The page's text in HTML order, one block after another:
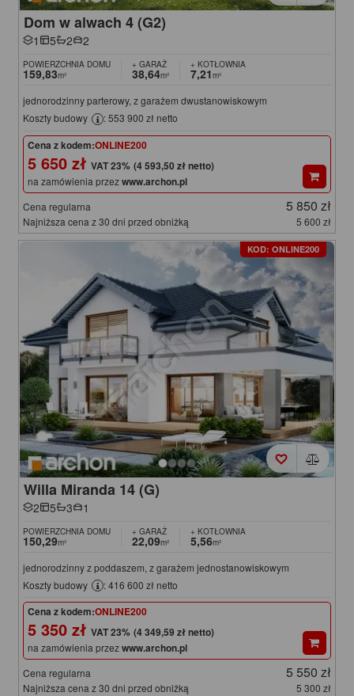
Dom w alwach 4 (G2)
1 5 2 2
POWIERZCHNIA DOMU
159,83m²
+ GARAŻ
38,64m²
+ KOTŁOWNIA
7,21m²
jednorodzinny parterowy, z garażem dwustanowiskowym
Koszty budowy
: 553 900 zł netto
Cena z kodem:ONLINE200
5 650 zł (4 593,50 zł netto)
na zamówienia przezwww.archon.pl
Cena regularna 5 850 zł
Najniższa cena z 30 dni przed obniżką 5 600 zł
KOD: ONLINE200
Willa Miranda 14 (G)
2 5 3 1
POWIERZCHNIA DOMU
150,29m²
+ GARAŻ
22,09m²
+ KOTŁOWNIA
5,56m²
jednorodzinny z poddaszem, z garażem jednostanowiskowym
Koszty budowy
: 416 600 zł netto
Cena z kodem:ONLINE200
5 350 zł (4 349,59 zł netto)
na zamówienia przezwww.archon.pl
Cena regularna 5 550 zł
Najniższa cena z 30 dni przed obniżką 5 300 zł